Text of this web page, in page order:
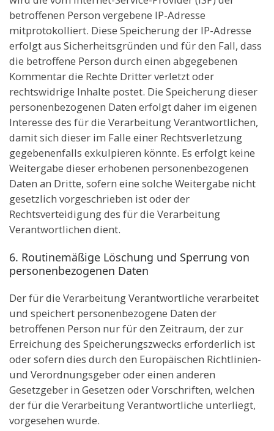
betroffenen Person vergebene IP-Adresse
mitprotokolliert. Diese Speicherung der IP-Adresse
erfolgt aus Sicherheitsgründen und für den Fall, dass
die betroffene Person durch einen abgegebenen
Kommentar die Rechte Dritter verletzt oder
rechtswidrige Inhalte postet. Die Speicherung dieser
personenbezogenen Daten erfolgt daher im eigenen
Interesse des für die Verarbeitung Verantwortlichen,
damit sich dieser im Falle einer Rechtsverletzung
gegebenenfalls exkulpieren könnte. Es erfolgt keine
Weitergabe dieser erhobenen personenbezogenen
Daten an Dritte, sofern eine solche Weitergabe nicht
gesetzlich vorgeschrieben ist oder der
Rechtsverteidigung des für die Verarbeitung
Verantwortlichen dient.
6. Routinemäßige Löschung und Sperrung von
personenbezogenen Daten
Der für die Verarbeitung Verantwortliche verarbeitet
und speichert personenbezogene Daten der
betroffenen Person nur für den Zeitraum, der zur
Erreichung des Speicherungszwecks erforderlich ist
oder sofern dies durch den Europäischen Richtlinien-
und Verordnungsgeber oder einen anderen
Gesetzgeber in Gesetzen oder Vorschriften, welchen
der für die Verarbeitung Verantwortliche unterliegt,
vorgesehen wurde.